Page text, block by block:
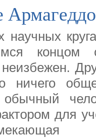
научных
ничего
обычный
для